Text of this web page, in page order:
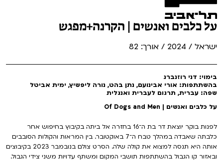
על כלבים ואנשים | הקרנה+מפגש
ישראל / 2024 / אורך: 82
בימוי: דני רוזנברג
בהשתתפות: אורי אבינועם, נתן בהט, נורה ליפשיץ, ימית אביטל
שפה: עברית, תרגום לעברית ואנגלית
על כלבים ואנשים | Of Dogs and Men
לפנות בוקר יוצאת דר בת ה־16 בחזרה אל ביתה בקיבוץ בחיפוש אחר
כלבתה שאבדה במהלך טבח ה־7 באוקטובר. בין המראות והקולות הסובבים
אותה היא תנסה למצוא את קולה שלה. הסרט צולם בנובמבר 2023 בקיבוצים
ובאזור קו הגבול בהשתתפות תושבי המקום ומשתף עדויות משני צידי הגבול.